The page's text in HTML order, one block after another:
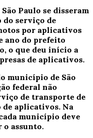
Paulo se disseram
serviço de
por aplicativos
ano do prefeito
o que deu início a
de aplicativos.
município de São
federal não
de transporte de
de aplicativos. Na
município deve
o assunto.